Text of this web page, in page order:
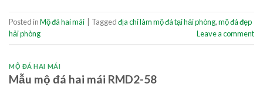
Posted inMộ đá hai mái Taggedđịa chỉ làm mộ đá tại hải phòng,mộ đá đẹp
hải phòng
Leave a comment
MỘ ĐÁ HAI MÁI
Mẫu mộ đá hai mái RMD2-58